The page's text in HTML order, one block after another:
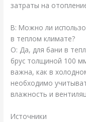
затраты на
В: Можно ли
в теплом климате?
О: Да, для бани в
брус толщиной 100
важна, как в
необходимо
влажность и
Источники